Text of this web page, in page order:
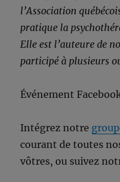
l’Association
pratique la
Elle est l’auteure de
participé à plusieurs
Événement
Intégrez notre
courant de toutes
vôtres, ou suivez